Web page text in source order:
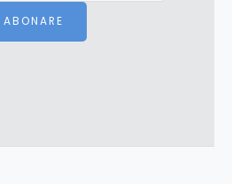
ABONARE